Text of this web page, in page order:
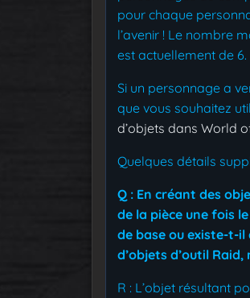
pour chaque
l’avenir ! Le nombre
est actuellement de 6.
Si un personnage a
que vous souhaitez
d’objets dans World
Quelques détails
Q : En créant des
de la pièce une fois
de base ou existe-t-
d’objets d’outil
R : L’objet résultant